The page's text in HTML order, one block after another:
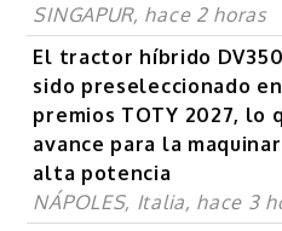
SINGAPUR, hace 2 horas
El tractor híbrido
sido preseleccionado
premios TOTY 2027, lo
avance para la
alta potencia
NÁPOLES, Italia, hace 3